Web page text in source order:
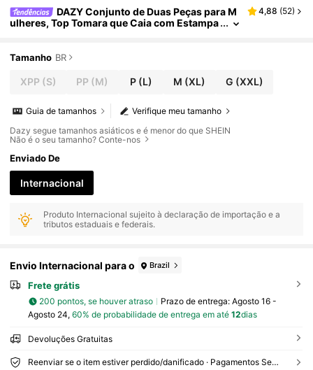
DAZY Conjunto de Duas Peças para M
ulheres, Top Tomara que Caia com Estampa
4,88 (52)
Tamanho BR
XPP (S) PP (M) P(L) M (XL) G (XXL)
Verifique meu tamanho
Guia de tamanhos
Dazy segue tamanhos asiáticos e é menor do que SHEIN
Não é o seu tamanho? Conte-nos
Enviado De
Internacional
Produto Internacional sujeito à declaração de importação e a
tributos estaduais e federais.
Envio Internacional para o Brazil
Frete grátis
200 pontos, se houver atraso Prazo de entrega: Agosto 16 -
Agosto 24, 60% de probabilidade de entrega em até 12dias
Devoluções Gratuitas
Reenviar se o item estiver perdido/danificado · Pagamentos Seguros · Proteção de privacidade